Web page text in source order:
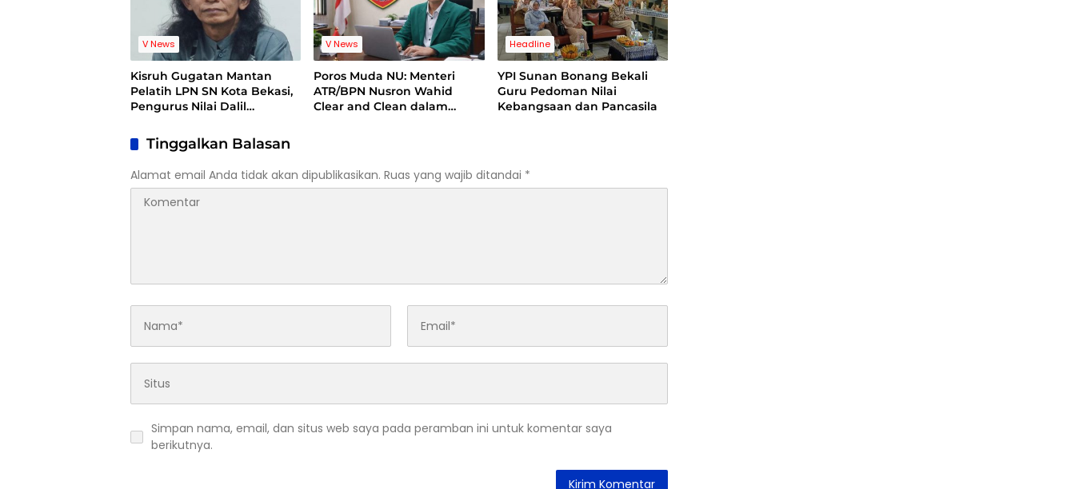
V News
Kisruh Gugatan Mantan
Pelatih LPN SN Kota Bekasi,
Pengurus Nilai Dalil
V News
Poros Muda NU: Menteri
ATR/BPN Nusron Wahid
Clear and Clean dalam
Headline
YPI Sunan Bonang Bekali
Guru Pedoman Nilai
Kebangsaan dan Pancasila
Tinggalkan Balasan
Alamat email Anda tidak akan dipublikasikan. Ruas yang wajib ditandai *
Simpan nama, email, dan situs web saya pada peramban ini untuk komentar saya
berikutnya.